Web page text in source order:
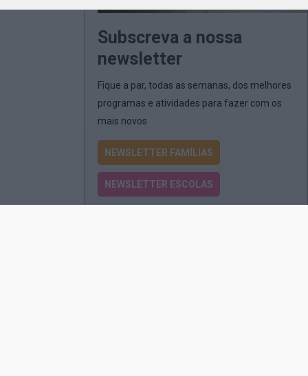
Subscreva a nossa
newsletter
Fique a par, todas as semanas, dos melhores
programas e atividades para fazer com os
mais novos
NEWSLETTER FAMÍLIAS
NEWSLETTER ESCOLAS